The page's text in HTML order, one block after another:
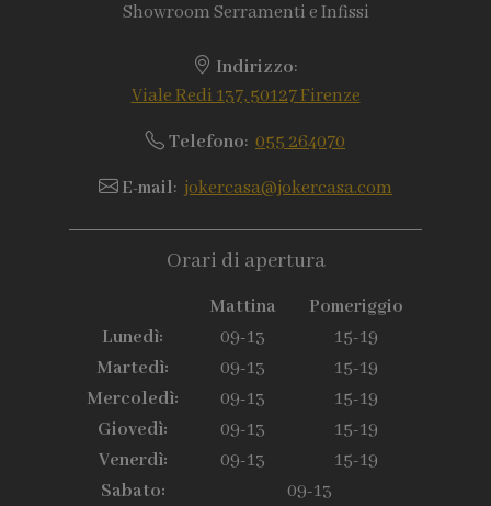
Showroom Serramenti e Infissi
Indirizzo:
Viale Redi 137, 50127 Firenze
Telefono: 055 264070
E-mail: jokercasa@jokercasa.com
Orari di apertura
Mattina
Pomeriggio
Lunedì:
09-13
15-19
Martedì:
09-13
15-19
Mercoledì:
09-13
15-19
Giovedì:
09-13
15-19
Venerdì:
09-13
15-19
Sabato:
09-13